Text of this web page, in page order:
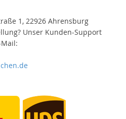
1, 22926 Ahrensburg
Unser Kunden-Support